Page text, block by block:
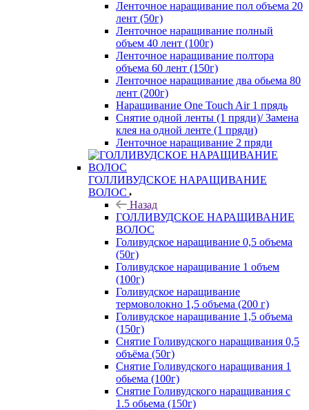
Ленточное наращивание пол объема 20
лент (50г)
Ленточное наращивание полный
объем 40 лент (100г)
Ленточное наращивание полтора
объема 60 лент (150г)
Ленточное наращивание два обьема 80
лент (200г)
Наращивание One Touch Air 1 прядь
Снятие одной ленты (1 пряди)/ Замена
клея на одной ленте (1 пряди)
Ленточное наращивание 2 пряди
ГОЛЛИВУДСКОЕ НАРАЩИВАНИЕ
ВОЛОС
Назад
ГОЛЛИВУДСКОЕ НАРАЩИВАНИЕ
ВОЛОС
Голивудское наращивание 0,5 объема
(50г)
Голивудское наращивание 1 объем
(100г)
Голивудское наращивание
термоволокно 1,5 объема (200 г)
Голивудское наращивание 1,5 объема
(150г)
Снятие Голивудского наращивания 0,5
объёма (50г)
Снятие Голивудского наращивания 1
обьема (100г)
Снятие Голивудского наращивания с
1.5 обьема (150г)